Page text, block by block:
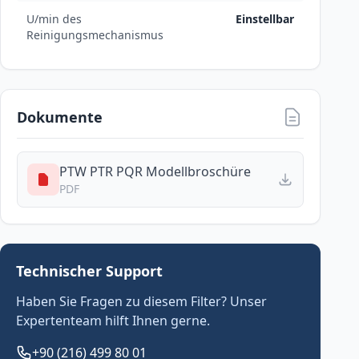
U/min des
Reinigungsmechanismus
Einstellbar
Dokumente
PTW PTR PQR Modellbroschüre
PDF
Technischer Support
Haben Sie Fragen zu diesem Filter? Unser
Expertenteam hilft Ihnen gerne.
+90 (216) 499 80 01